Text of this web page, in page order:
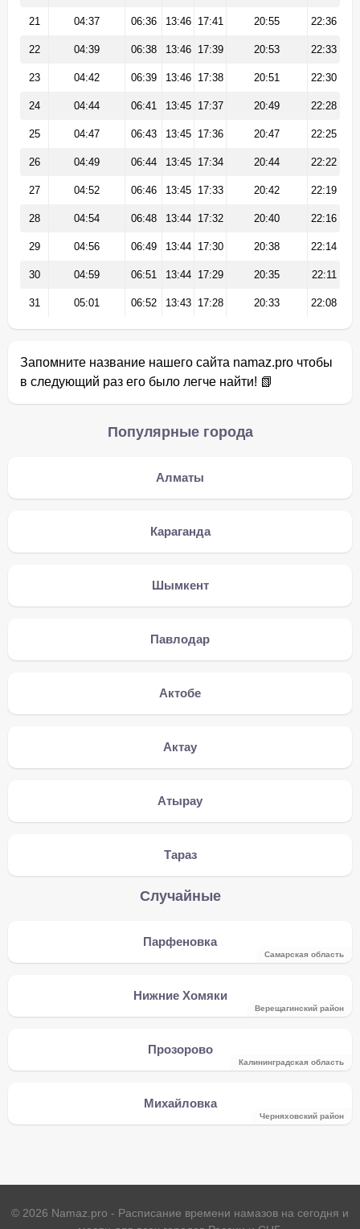
21 04:37 06:36 13:46 17:41 20:55 22:36
22 04:39 06:38 13:46 17:39 20:53 22:33
23 04:42 06:39 13:46 17:38 20:51 22:30
24 04:44 06:41 13:45 17:37 20:49 22:28
25 04:47 06:43 13:45 17:36 20:47 22:25
26 04:49 06:44 13:45 17:34 20:44 22:22
27 04:52 06:46 13:45 17:33 20:42 22:19
28 04:54 06:48 13:44 17:32 20:40 22:16
29 04:56 06:49 13:44 17:30 20:38 22:14
30 04:59 06:51 13:44 17:29 20:35 22:11
31 05:01 06:52 13:43 17:28 20:33 22:08
Запомните название нашего сайта namaz.pro чтобы
в следующий раз его было легче найти! 📗
Популярные города
Алматы
Караганда
Шымкент
Павлодар
Актобе
Актау
Атырау
Тараз
Случайные
Парфеновка
Самарская область
Нижние Хомяки
Верещагинский район
Прозорово
Калининградская область
Михайловка
Черняховский район
© 2026 Namaz.pro - Расписание времени намазов на сегодня и